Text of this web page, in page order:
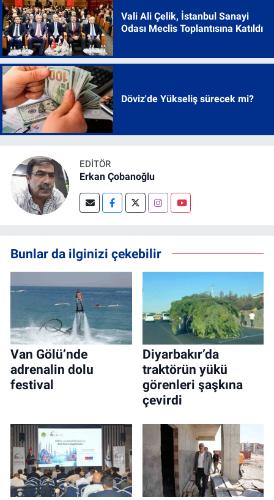
Vali Ali Çelik, İstanbul Sanayi
Odası Meclis Toplantısına Katıldı
Döviz'de Yükseliş sürecek mi?
EDITÖR
Erkan Çobanoğlu
Bunlar da ilginizi çekebilir
Van Gölü’nde
adrenalin dolu
festival
Diyarbakır’da
traktörün yükü
görenleri şaşkına
çevirdi